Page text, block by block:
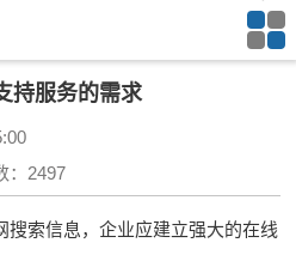
持服务的需求
2497
搜索信息，企业应建立强大的在线